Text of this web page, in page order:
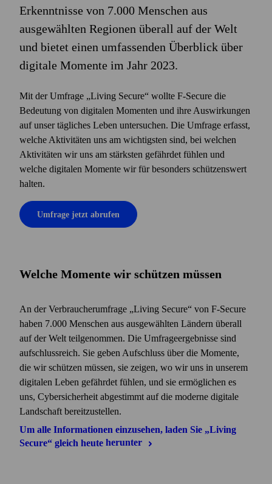
Erkenntnisse von 7.000 Menschen aus
ausgewählten Regionen überall auf der Welt
und bietet einen umfassenden Überblick über
digitale Momente im Jahr 2023.
Mit der Umfrage „Living Secure“ wollte F‑Secure die
Bedeutung von digitalen Momenten und ihre Auswirkungen
auf unser tägliches Leben untersuchen. Die Umfrage erfasst,
welche Aktivitäten uns am wichtigsten sind, bei welchen
Aktivitäten wir uns am stärksten gefährdet fühlen und
welche digitalen Momente wir für besonders schützenswert
halten.
Umfrage jetzt abrufen
Welche Momente wir schützen müssen
An der Verbraucherumfrage „Living Secure“ von F‑Secure
haben 7.000 Menschen aus ausgewählten Ländern überall
auf der Welt teilgenommen. Die Umfrageergebnisse sind
aufschlussreich. Sie geben Aufschluss über die Momente,
die wir schützen müssen, sie zeigen, wo wir uns in unserem
digitalen Leben gefährdet fühlen, und sie ermöglichen es
uns, Cybersicherheit abgestimmt auf die moderne digitale
Landschaft bereitzustellen.
Um alle Informationen einzusehen, laden Sie „Living
Secure“ gleich heute herunter